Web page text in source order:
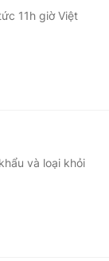
11h giờ Việt
và loại khỏi